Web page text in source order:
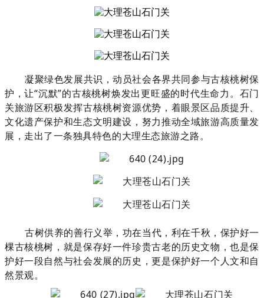
凝聚绿色发展共识，动员社会各界共同参与古核桃树保
护，让“沉默”的古核桃树焕发出更旺盛的时代生命力。石门
关旅游区积极发挥古核桃树资源优势，着眼景区品质提升、
文化遗产保护和生态文明建设，努力推动全域旅游高质量发
展，走出了一条独具特色的大理生态旅游之路。
古树供养的善行义举，功在当代，利在千秋，保护好一
棵古核桃树，就是保存好一件珍贵古老的历史文物，也是保
护好一段自然与社会发展的历史，更是保护好一个人文和自
然景观。